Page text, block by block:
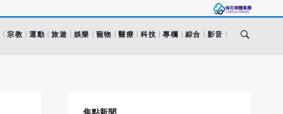
宗教 運動 旅遊 娛樂 寵物 醫療 科技 專欄 綜合 影音
焦點新聞